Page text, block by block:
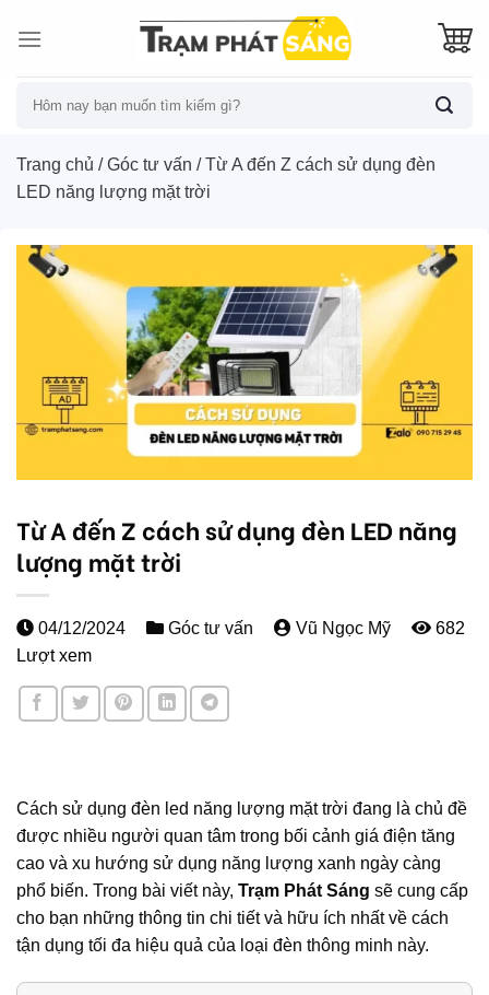
Tìm
Trang chủ /Góc tư vấn /Từ A đến Z cách sử dụng đèn
LED năng lượng mặt trời
Từ A đến Z cách sử dụng đèn LED năng
lượng mặt trời
04/12/2024 Góc tư vấn Vũ Ngọc Mỹ
682
Lượt xem
Cách sử dụng đèn led năng lượng mặt trời đang là chủ đề
được nhiều người quan tâm trong bối cảnh giá điện tăng
cao và xu hướng sử dụng năng lượng xanh ngày càng
phổ biến. Trong bài viết này, Trạm Phát Sáng sẽ cung cấp
cho bạn những thông tin chi tiết và hữu ích nhất về cách
tận dụng tối đa hiệu quả của loại đèn thông minh này.